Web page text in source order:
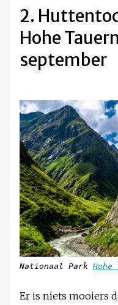
2.
Hohe
september
Nationaal Park Hohe
Er is niets mooiers